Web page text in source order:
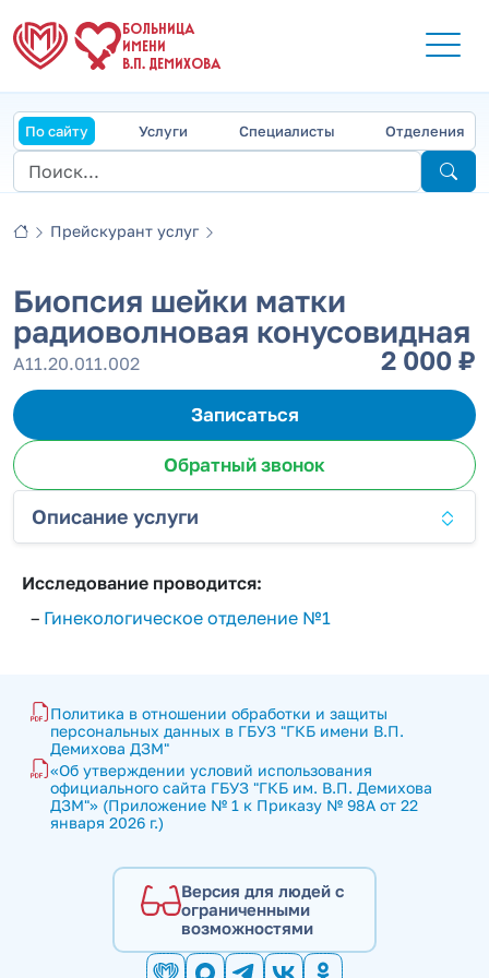
БОЛЬНИЦА
ИМЕНИ
В.П. ДЕМИХОВА
По сайту Услуги Специалисты Отделения
Прейскурант услуг
Биопсия шейки матки
радиоволновая конусовидная
А11.20.011.002 2 000 ₽
Записаться
Обратный звонок
Описание услуги
Исследование проводится:
– Гинекологическое отделение №1
Политика в отношении обработки и защиты
персональных данных в ГБУЗ "ГКБ имени В.П.
Демихова ДЗМ"
«Об утверждении условий использования
официального сайта ГБУЗ "ГКБ им. В.П. Демихова
ДЗМ"» (Приложение № 1 к Приказу № 98А от 22
января 2026 г.)
Версия для людей с
ограниченными
возможностями